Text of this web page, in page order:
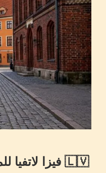
🇱🇻 فيزا لاتفيا للمصريين 2026: دليلك الكامل من VFS القاهرة + رسوم 1736 جنيه خدمة